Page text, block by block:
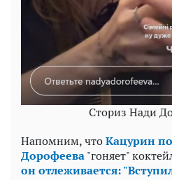
Сториз Нади
Напомним, чтоКацурин
Дорофеева"гоняет"
он отлеживается: